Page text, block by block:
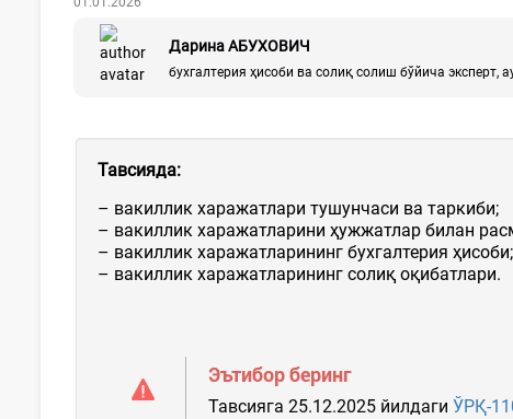
Дарина АБУХОВИЧ
бухгалтерия ҳисоби ва солиқ солиш бўйича эксперт,
Тавсияда:
– вакиллик харажатлари тушунчаси ва таркиби;
– вакиллик харажатларини ҳужжатлар билан
– вакиллик харажатларининг бухгалтерия ҳисоби;
– вакиллик харажатларининг солиқ оқибатлари.
Эътибор беринг
Тавсияга 25.12.2025 йилдаги ЎРҚ-